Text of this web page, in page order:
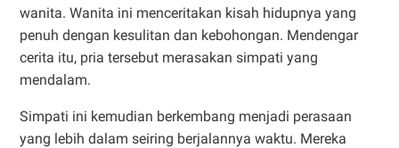
wanita. Wanita ini menceritakan kisah hidupnya yang
penuh dengan kesulitan dan kebohongan. Mendengar
cerita itu, pria tersebut merasakan simpati yang
mendalam.
Simpati ini kemudian berkembang menjadi perasaan
yang lebih dalam seiring berjalannya waktu. Mereka